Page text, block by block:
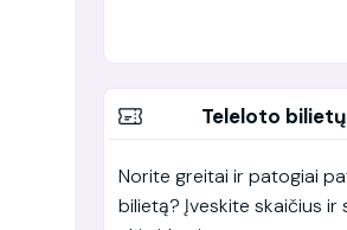
Teleloto
Norite greitai ir patogiai
bilietą? Įveskite skaičius ir